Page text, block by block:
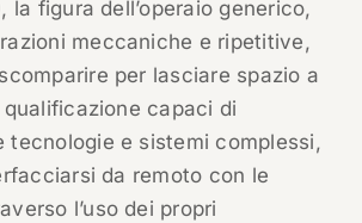
la figura dell’operaio generico,
meccaniche e ripetitive,
per lasciare spazio a
capaci di
tecnologie e sistemi complessi,
da remoto con le
l’uso dei propri